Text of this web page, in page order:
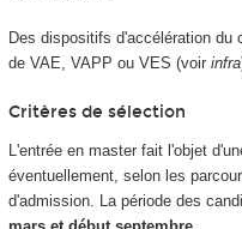
Des dispositifs d'accélération du
de VAE, VAPP ou VES (voir infra
Critères de sélection
L'entrée en master fait l'objet
éventuellement, selon les
d'admission. La période des